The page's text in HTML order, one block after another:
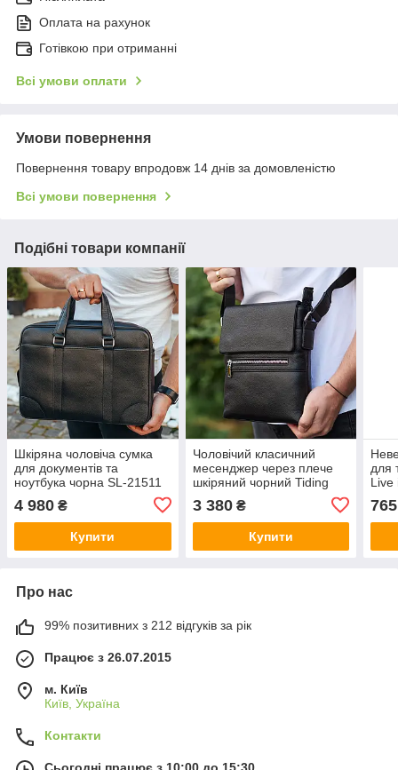
Оплата на рахунок
Готівкою при отриманні
Всі умови оплати
Умови повернення
Повернення товару впродовж 14 днів за домовленістю
Всі умови повернення
Подібні товари компанії
Шкіряна чоловіча сумка
для документів та
ноутбука чорна SL-21511
4 980 ₴
Купити
Чоловічий класичний
месенджер через плече
шкіряний чорний Tiding
3 380₴
Купити
для
Live
765
Про нас
99% позитивних з 212 відгуків за рік
Працює з 26.07.2015
м. Київ
Київ, Україна
Контакти